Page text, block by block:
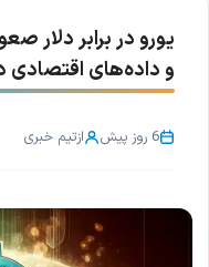
یورو در برابر دلار
و داده‌های اقتصادی
6 روز پیش ازتیم خبری